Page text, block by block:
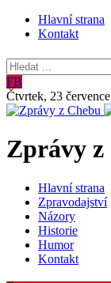
Hlavní strana
Kontakt
FB
Čtvrtek, 23
Zprávy z
Hlavní strana
Zpravodajství
Názory
Historie
Humor
Kontakt